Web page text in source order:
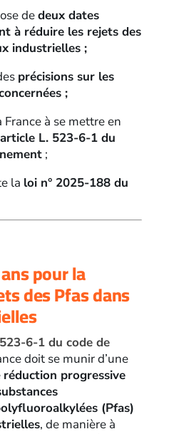
dedeux dates
à réduire les rejets des
industrielles ;
précisions sur les
;
à se mettre en
article L. 523-6-1 du
;
la loi n° 2025-188 du
pour la
des Pfas dans
6-1 du code de
doit se munir d’une
réduction progressive
(Pfas)
, de manière à